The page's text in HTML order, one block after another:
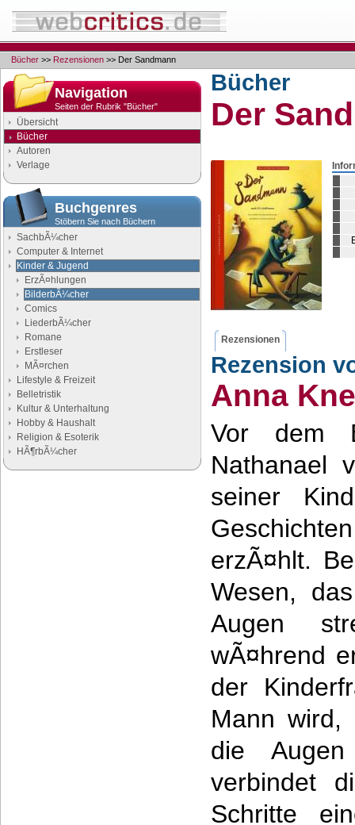
Bücher >> Rezensionen >> Der Sandmann
Navigation
Seiten der Rubrik "Bücher"
Übersicht
Bücher
Autoren
Verlage
Buchgenres
Stöbern Sie nach Büchern
SachbÃ¼cher
Computer & Internet
Kinder & Jugend
ErzÃ¤hlungen
BilderbÃ¼cher
Comics
LiederbÃ¼cher
Romane
Erstleser
MÃ¤rchen
Lifestyle & Freizeit
Belletristik
Kultur & Unterhaltung
Hobby & Haushalt
Religion & Esoterik
HÃ¶rbÃ¼cher
Bücher
Der
Rezensionen
Rezension
Anna
Vor dem
Nathanael
seiner
erzÃ¤hlt.
Wesen,
Augen
wÃ¤hrend
der
Mann wird,
die
verbindet
Schritte